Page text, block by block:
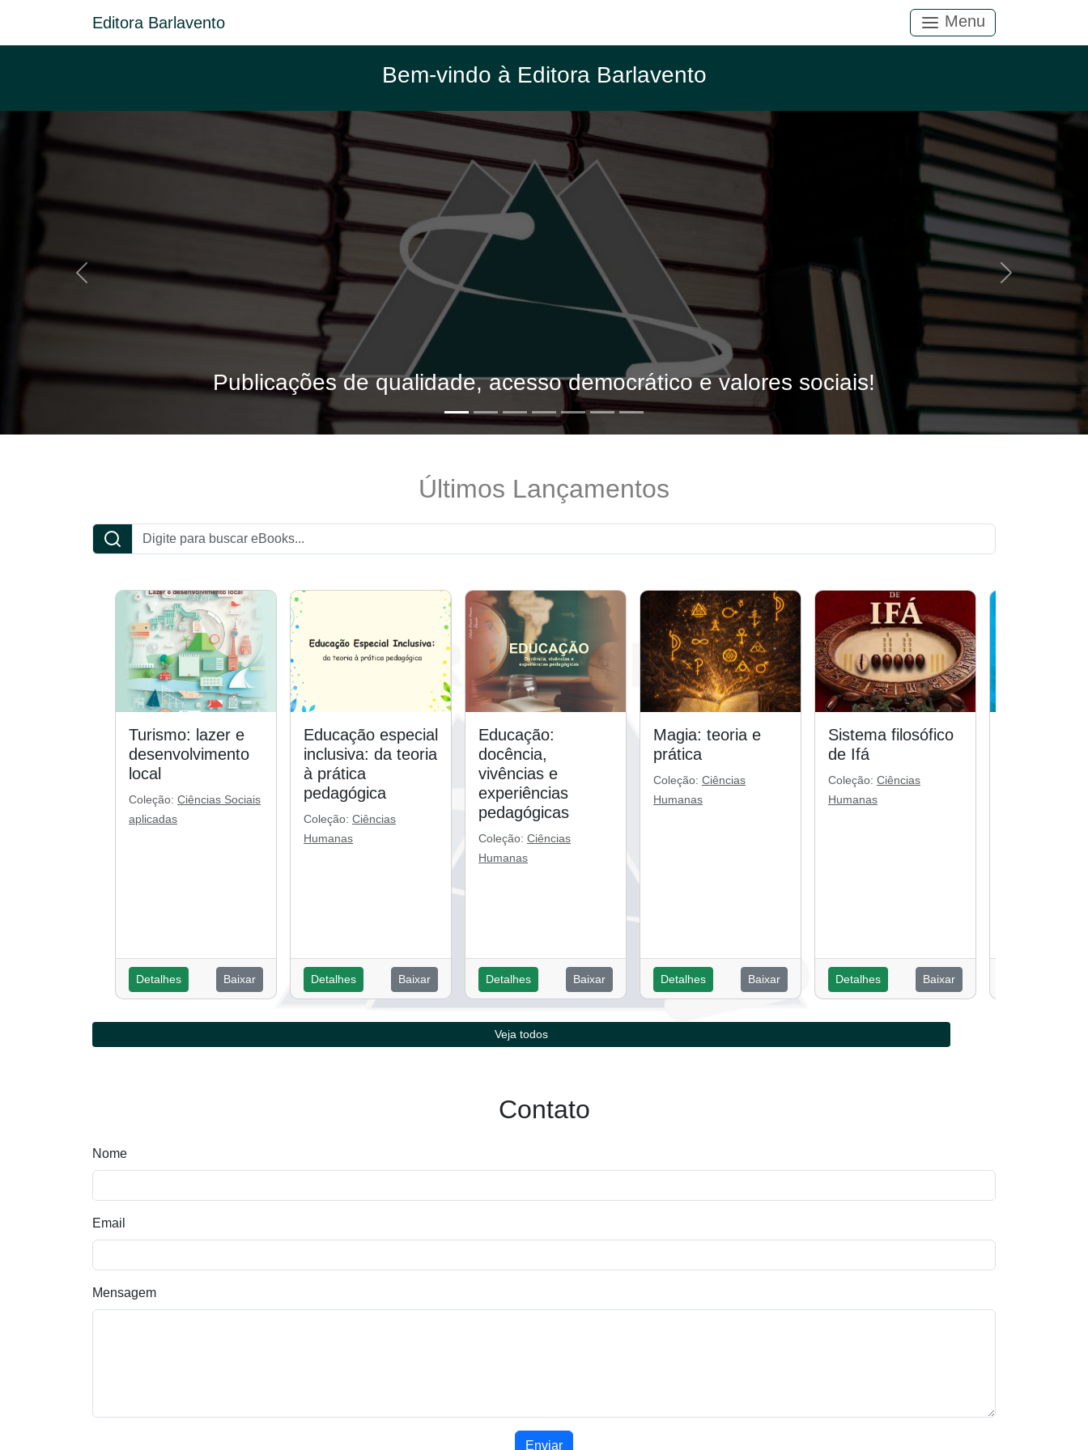
Editora Barlavento Menu
Bem-vindo à Editora Barlavento
Publicações de qualidade, acesso democrático e valores sociais!
Anterior Próximo
Últimos Lançamentos
Turismo: lazer e
desenvolvimento
local
Coleção: Ciências Sociais
aplicadas
Detalhes Baixar
Educação especial
inclusiva: da teoria
à prática
pedagógica
Coleção: Ciências
Humanas
Detalhes Baixar
Educação:
docência,
vivências e
experiências
pedagógicas
Coleção: Ciências
Humanas
Detalhes Baixar
Magia: teoria e
prática
Coleção: Ciências
Humanas
Detalhes Baixar
Sistema filosófico
de Ifá
Coleção: Ciências
Humanas
Detalhes Baixar
Veja todos
Contato
Nome
Email
Mensagem
Enviar